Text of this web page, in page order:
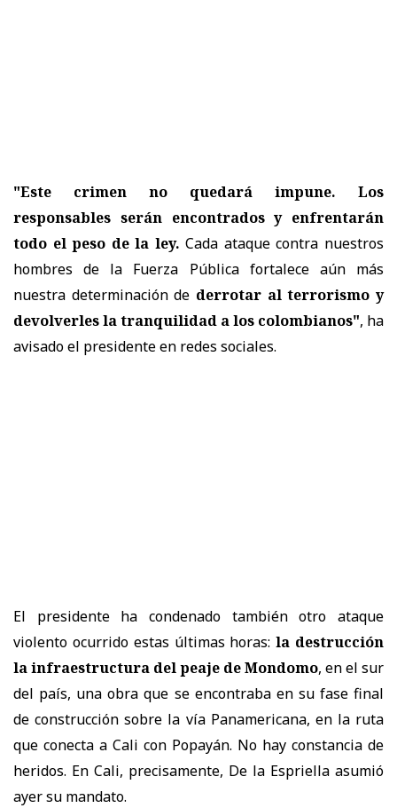
"Este crimen no quedará impune. Los
responsables serán encontrados y enfrentarán
todo el peso de la ley. Cada ataque contra nuestros
hombres de la Fuerza Pública fortalece aún más
nuestra determinación de derrotar al terrorismo y
devolverles la tranquilidad a los colombianos", ha
avisado el presidente en redes sociales.
El presidente ha condenado también otro ataque
violento ocurrido estas últimas horas:la destrucción
la infraestructura del peaje de Mondomo, en el sur
del país, una obra que se encontraba en su fase final
de construcción sobre la vía Panamericana, en la ruta
que conecta a Cali con Popayán. No hay constancia de
heridos. En Cali, precisamente, De la Espriella asumió
ayer su mandato.